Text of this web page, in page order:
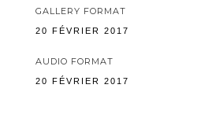
GALLERY FORMAT
20 FÉVRIER 2017
AUDIO FORMAT
20 FÉVRIER 2017